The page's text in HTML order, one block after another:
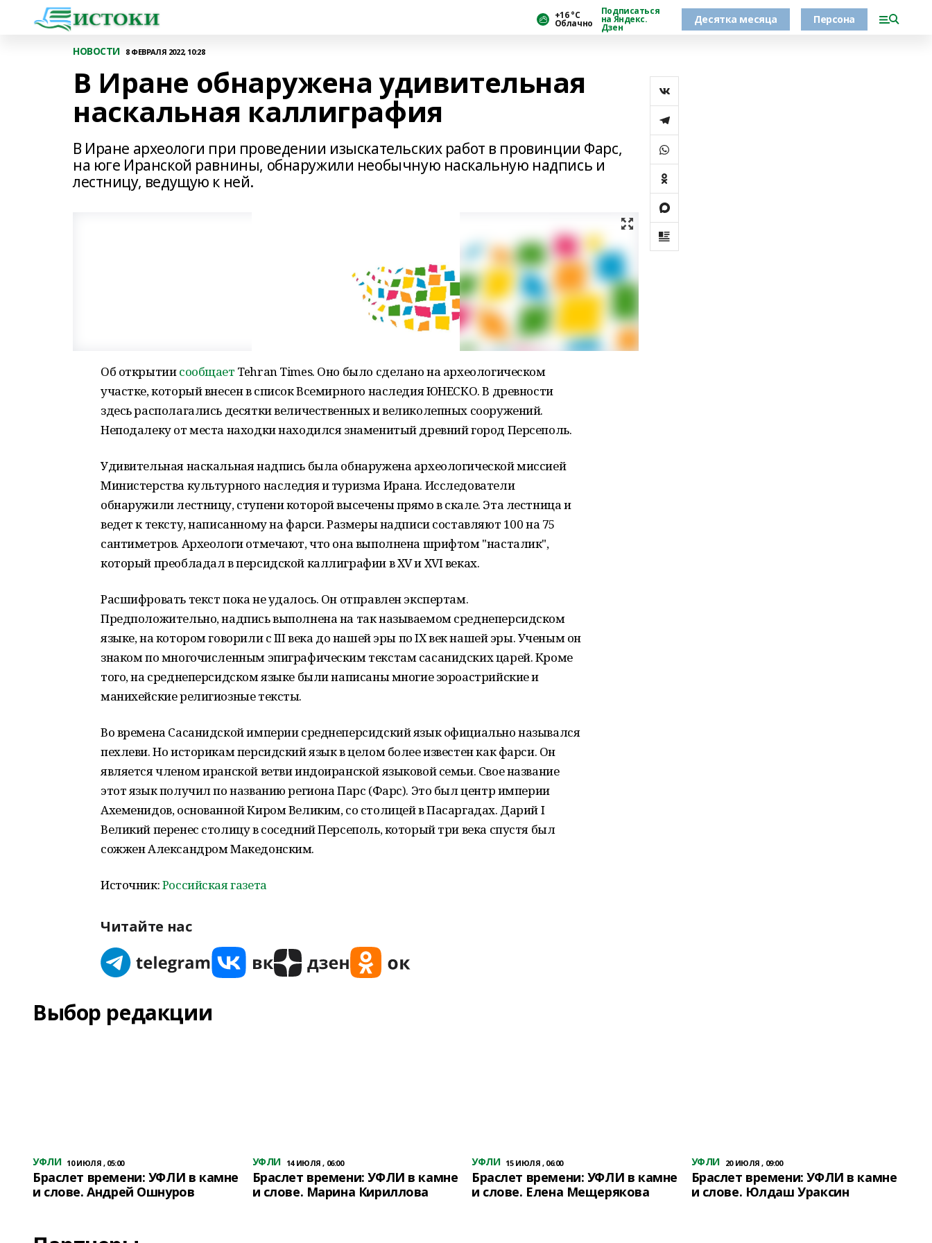
+16 °С
Облачно
Подписаться
на Яндекс.
Дзен
Десятка месяца Персона
НОВОСТИ 8 ФЕВРАЛЯ 2022, 10:28
В Иране обнаружена удивительная
наскальная каллиграфия
В Иране археологи при проведении изыскательских работ в провинции Фарс,
на юге Иранской равнины, обнаружили необычную наскальную надпись и
лестницу, ведущую к ней.
Об открытиисообщает Tehran Times. Оно было сделано на археологическом
участке, который внесен в список Всемирного наследия ЮНЕСКО. В древности
здесь располагались десятки величественных и великолепных сооружений.
Неподалеку от места находки находился знаменитый древний город Персеполь.
Удивительная наскальная надпись была обнаружена археологической миссией
Министерства культурного наследия и туризма Ирана. Исследователи
обнаружили лестницу, ступени которой высечены прямо в скале. Эта лестница и
ведет к тексту, написанному на фарси. Размеры надписи составляют 100 на 75
сантиметров. Археологи отмечают, что она выполнена шрифтом "насталик",
который преобладал в персидской каллиграфии в XV и XVI веках.
Расшифровать текст пока не удалось. Он отправлен экспертам.
Предположительно, надпись выполнена на так называемом среднеперсидском
языке, на котором говорили с III века до нашей эры по IX век нашей эры. Ученым он
знаком по многочисленным эпиграфическим текстам сасанидских царей. Кроме
того, на среднеперсидском языке были написаны многие зороастрийские и
манихейские религиозные тексты.
Во времена Сасанидской империи среднеперсидский язык официально назывался
пехлеви. Но историкам персидский язык в целом более известен как фарси. Он
является членом иранской ветви индоиранской языковой семьи. Свое название
этот язык получил по названию региона Парс (Фарс). Это был центр империи
Ахеменидов, основанной Киром Великим, со столицей в Пасаргадах. Дарий I
Великий перенес столицу в соседний Персеполь, который три века спустя был
сожжен Александром Македонским.
Источник:Российская газета
Читайте нас
Выбор редакции
УФЛИ 10 ИЮЛЯ , 05:00
Браслет времени: УФЛИ в камне
и слове. Андрей Ошнуров
УФЛИ 14 ИЮЛЯ , 06:00
Браслет времени: УФЛИ в камне
и слове. Марина Кириллова
УФЛИ 15 ИЮЛЯ , 06:00
Браслет времени: УФЛИ в камне
и слове. Елена Мещерякова
УФЛИ 20 ИЮЛЯ , 09:00
Браслет времени: УФЛИ в камне
и слове. Юлдаш Ураксин